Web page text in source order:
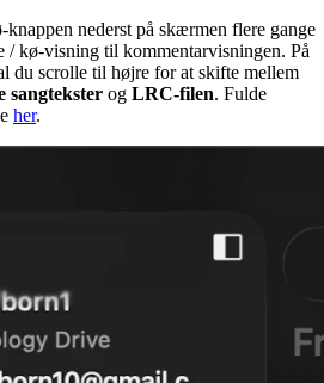
nederst på skærmen flere gange
/ kø-visning til kommentarvisningen. På
du scrolle til højre for at skifte mellem
sangtekster og LRC-filen. Fulde
her.